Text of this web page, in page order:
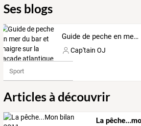
Ses blogs
Guide de peche en mer du bar et maigre sur la facade atlantique
Cap'tain OJ
Sport
Articles à découvrir
La